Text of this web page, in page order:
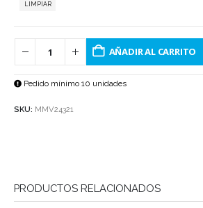
LIMPIAR
AÑADIR AL CARRITO
Pedido mínimo 10 unidades
SKU: MMV24321
PRODUCTOS RELACIONADOS